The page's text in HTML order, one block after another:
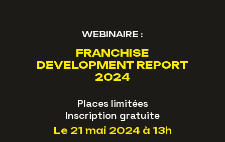
WEBINAIRE :
FRANCHISE
DEVELOPMENT REPORT
2024
Places limitées
Inscription gratuite
Le 21 mai 2024 à 13h